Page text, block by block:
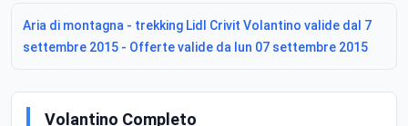
Aria di montagna - trekking Lidl Crivit Volantino valide dal 7
settembre 2015 - Offerte valide da lun 07 settembre 2015
Volantino Completo